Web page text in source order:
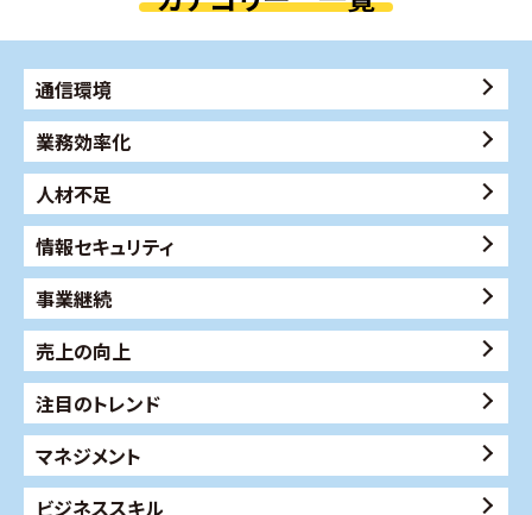
通信環境
業務効率化
人材不足
情報セキュリティ
事業継続
売上の向上
注目のトレンド
マネジメント
ビジネススキル